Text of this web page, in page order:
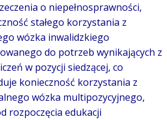
o niepełnosprawności,
stałego korzystania z
wózka inwalidzkiego
do potrzeb wynikających z
w pozycji siedzącej, co
konieczność korzystania z
wózka multipozycyjnego,
rozpoczęcia edukacji